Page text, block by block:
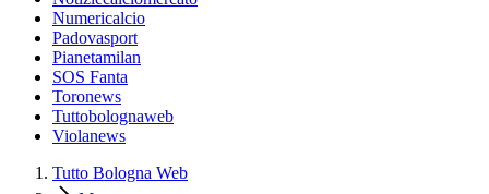
Numericalcio
Padovasport
Pianetamilan
SOS Fanta
Toronews
Tuttobolognaweb
Violanews
Tutto Bologna Web